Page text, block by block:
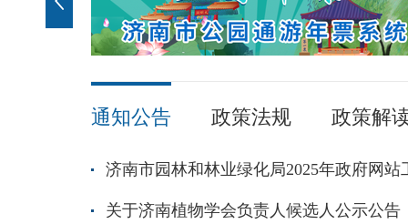
通知公告 政策法规 政策解
济南市园林和林业绿化局2025年政府网站
关于济南植物学会负责人候选人公示公告